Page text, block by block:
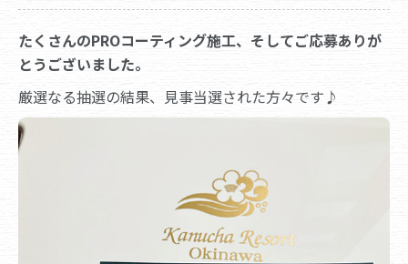
たくさんのPROコーティング施工、そしてご応募ありが
とうございました。
厳選なる抽選の結果、見事当選された方々です♪